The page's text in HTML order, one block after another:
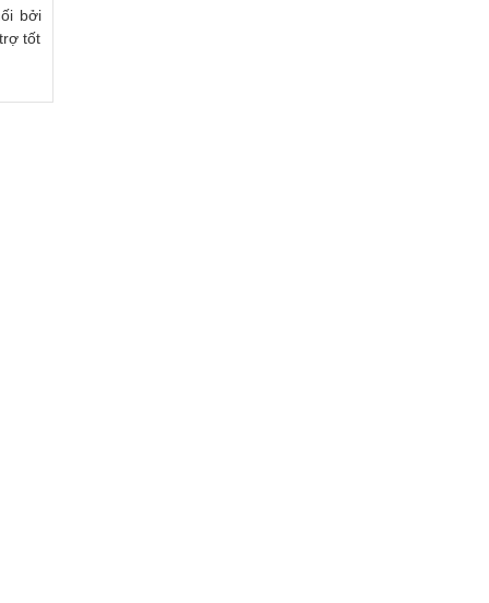
bởi
tốt